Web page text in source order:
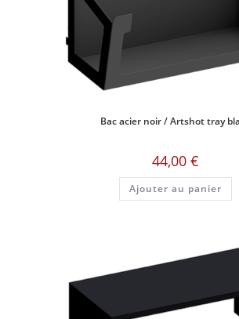
Bac acier noir / Artshot tray
44,00 €
Ajouter au panier